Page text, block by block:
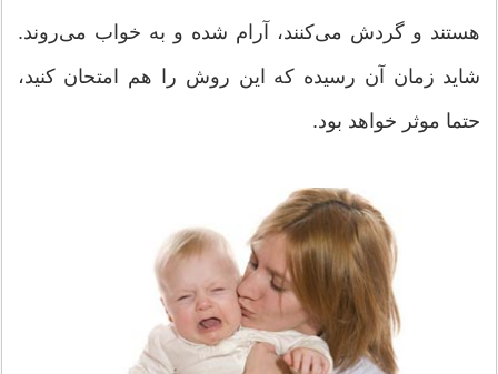
هستند و گردش می‌کنند، آرام شده و به خواب می‌روند.
شاید زمان آن رسیده که این روش را هم امتحان کنید،
حتما موثر خواهد بود.